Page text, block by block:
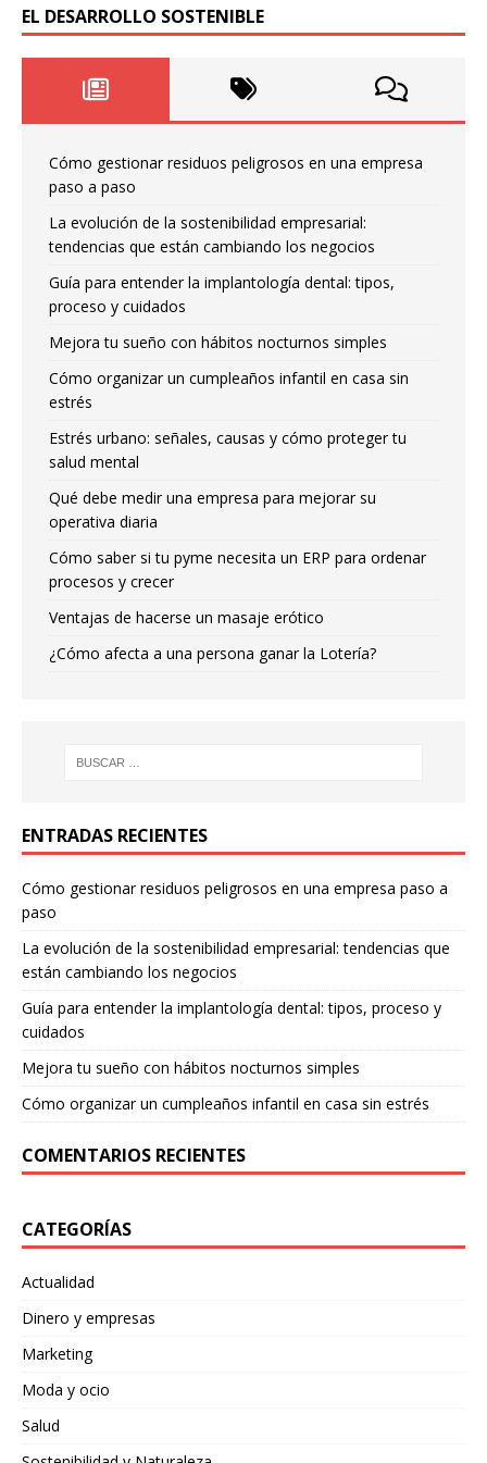
EL DESARROLLO SOSTENIBLE
Cómo gestionar residuos peligrosos en una empresa
paso a paso
La evolución de la sostenibilidad empresarial:
tendencias que están cambiando los negocios
Guía para entender la implantología dental: tipos,
proceso y cuidados
Mejora tu sueño con hábitos nocturnos simples
Cómo organizar un cumpleaños infantil en casa sin
estrés
Estrés urbano: señales, causas y cómo proteger tu
salud mental
Qué debe medir una empresa para mejorar su
operativa diaria
Cómo saber si tu pyme necesita un ERP para ordenar
procesos y crecer
Ventajas de hacerse un masaje erótico
¿Cómo afecta a una persona ganar la Lotería?
ENTRADAS RECIENTES
Cómo gestionar residuos peligrosos en una empresa paso a
paso
La evolución de la sostenibilidad empresarial: tendencias que
están cambiando los negocios
Guía para entender la implantología dental: tipos, proceso y
cuidados
Mejora tu sueño con hábitos nocturnos simples
Cómo organizar un cumpleaños infantil en casa sin estrés
COMENTARIOS RECIENTES
CATEGORÍAS
Actualidad
Dinero y empresas
Marketing
Moda y ocio
Salud